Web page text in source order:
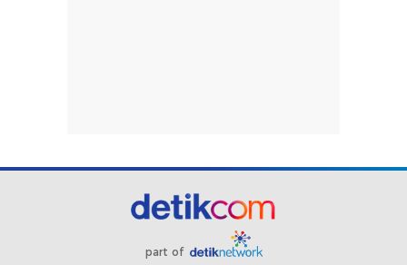
part of